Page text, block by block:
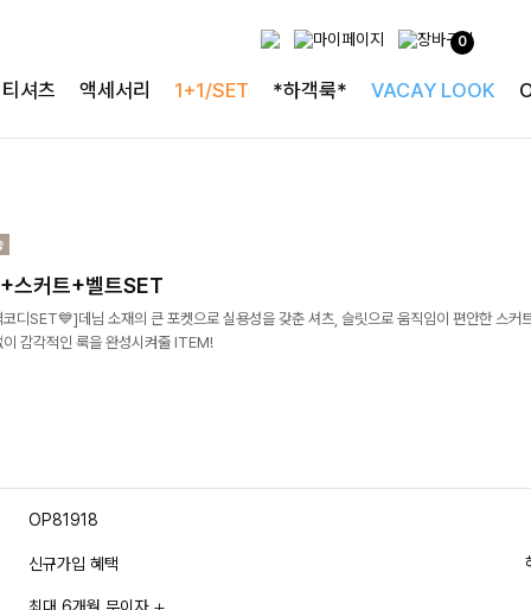
0
티셔츠 액세서리 1+1/SET *하객룩* VACAY LOOK
스커트+벨트SET
디SET💙]데님 소재의 큰 포켓으로 실용성을 갖춘 셔츠, 슬릿으로 움직임이 편안한 스커
감각적인 룩을 완성시켜줄 ITEM!
OP81918
신규가입 혜택